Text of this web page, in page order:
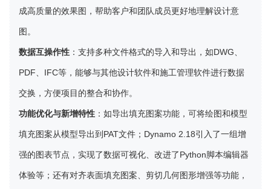
成高质量的效果图，帮助客户和团队成员更好地理解设计意
图。
数据互操作性 ：支持多种文件格式的导入和导出，如DWG、
PDF、IFC等，能够与其他设计软件和施工管理软件进行数据
交换，方便项目的整合和协作。
功能优化与新增特性 ：如导出填充图案功能，可将绘图和模型
填充图案从模型导出到PAT文件；Dynamo 2.18引入了一组增
强的图表节点，实现了数据可视化、改进了Python脚本编辑器
体验等；还有对齐表面填充图案、剪切几何图形增强等功能，